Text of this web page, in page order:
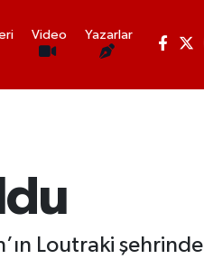
Video Yazarlar
Loutraki şehrinde